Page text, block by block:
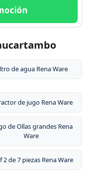
de agua Rena Ware
de jugo Rena Ware
de Ollas grandes Rena
Ware
2 de 7 piezas Rena Ware